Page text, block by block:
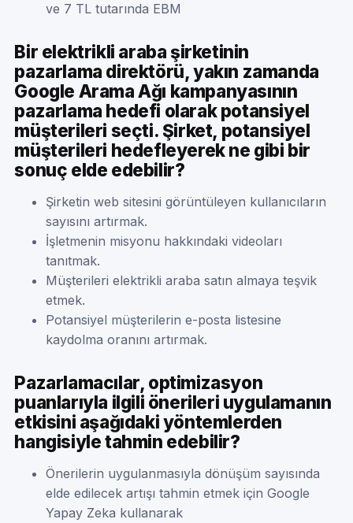
ve 7 TL tutarında EBM
Bir elektrikli araba şirketinin
pazarlama direktörü, yakın zamanda
Google Arama Ağı kampanyasının
pazarlama hedefi olarak potansiyel
müşterileri seçti. Şirket, potansiyel
müşterileri hedefleyerek ne gibi bir
sonuç elde edebilir?
Şirketin web sitesini görüntüleyen kullanıcıların
sayısını artırmak.
İşletmenin misyonu hakkındaki videoları
tanıtmak.
Müşterileri elektrikli araba satın almaya teşvik
etmek.
Potansiyel müşterilerin e-posta listesine
kaydolma oranını artırmak.
Pazarlamacılar, optimizasyon
puanlarıyla ilgili önerileri uygulamanın
etkisini aşağıdaki yöntemlerden
hangisiyle tahmin edebilir?
Önerilerin uygulanmasıyla dönüşüm sayısında
elde edilecek artışı tahmin etmek için Google
Yapay Zeka kullanarak